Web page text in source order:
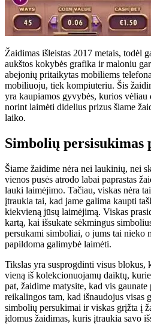
Žaidimas išleistas 2017 metais, todėl
aukštos kokybės grafika ir maloniu
abejonių pritaikytas mobiliems
mobiliuoju, tiek kompiuteriu. Šis
yra kaupiamos gyvybės, kurios
norint laimėti didelius prizus šiame
laiko.
Simbolių persisukimas
Šiame žaidime nėra nei laukinių, nei
vienos pusės atrodo labai paprastas
lauki laimėjimo. Tačiau, viskas nėra
įtraukia tai, kad jame galima kaupti
kiekvieną jūsų laimėjimą. Viskas
kartą, kai išsukate sėkmingus
persukami simboliai, o jums tai nieko
papildoma galimybė laimėti.
Tikslas yra susprogdinti visus blokus,
vieną iš kolekcionuojamų daiktų,
pat, žaidime matysite, kad vis
reikalingos tam, kad išnaudojus visas
simbolių persukimai ir viskas grįžta į
įdomus žaidimas, kuris įtraukia savo